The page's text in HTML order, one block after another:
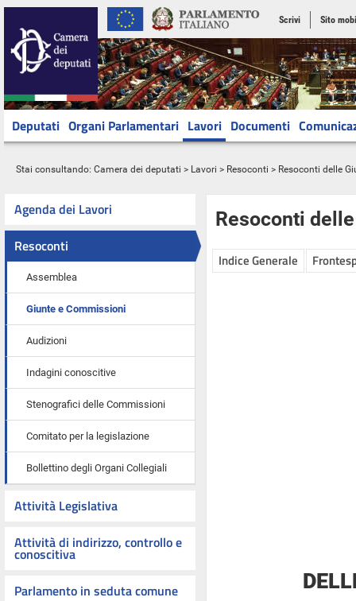
Scrivi Sito
Deputati Organi Parlamentari Lavori Documenti
Stai consultando: Camera dei deputati > Lavori > Resoconti > Resoconti delle
Agenda dei Lavori
Resoconti
Assemblea
Giunte e Commissioni
Audizioni
Indagini conoscitive
Stenografici delle Commissioni
Comitato per la legislazione
Bollettino degli Organi Collegiali
Attività Legislativa
Attività di indirizzo, controllo e
conoscitiva
Parlamento in seduta comune
Resoconti
Indice Generale